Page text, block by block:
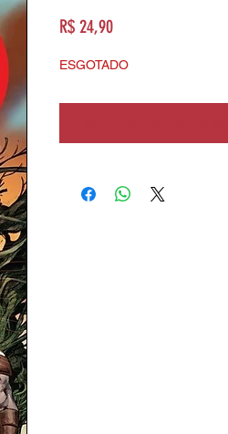
R$ 24,90Preço
ESGOTADO